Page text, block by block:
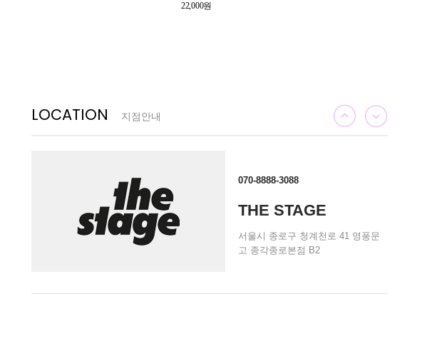
22,000원
LOCATION 지점안내
070-8888-3088
THE STAGE
서울시 종로구 청계천로 41 영풍문
고 종각종로본점 B2